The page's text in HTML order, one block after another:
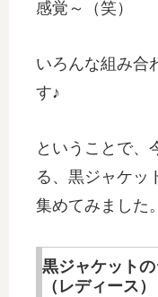
感覚～（笑）
いろんな組み合
す♪
ということで、
る、黒ジャケッ
集めてみました。
黒ジャケット
（レディース）